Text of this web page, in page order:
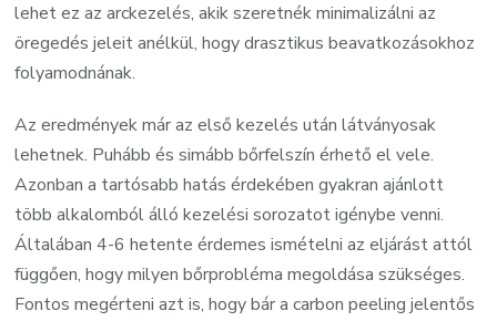
lehet ez az arckezelés, akik szeretnék minimalizálni az
öregedés jeleit anélkül, hogy drasztikus beavatkozásokhoz
folyamodnának.
Az eredmények már az első kezelés után látványosak
lehetnek. Puhább és simább bőrfelszín érhető el vele.
Azonban a tartósabb hatás érdekében gyakran ajánlott
több alkalomból álló kezelési sorozatot igénybe venni.
Általában 4-6 hetente érdemes ismételni az eljárást attól
függően, hogy milyen bőrprobléma megoldása szükséges.
Fontos megérteni azt is, hogy bár a carbon peeling jelentős